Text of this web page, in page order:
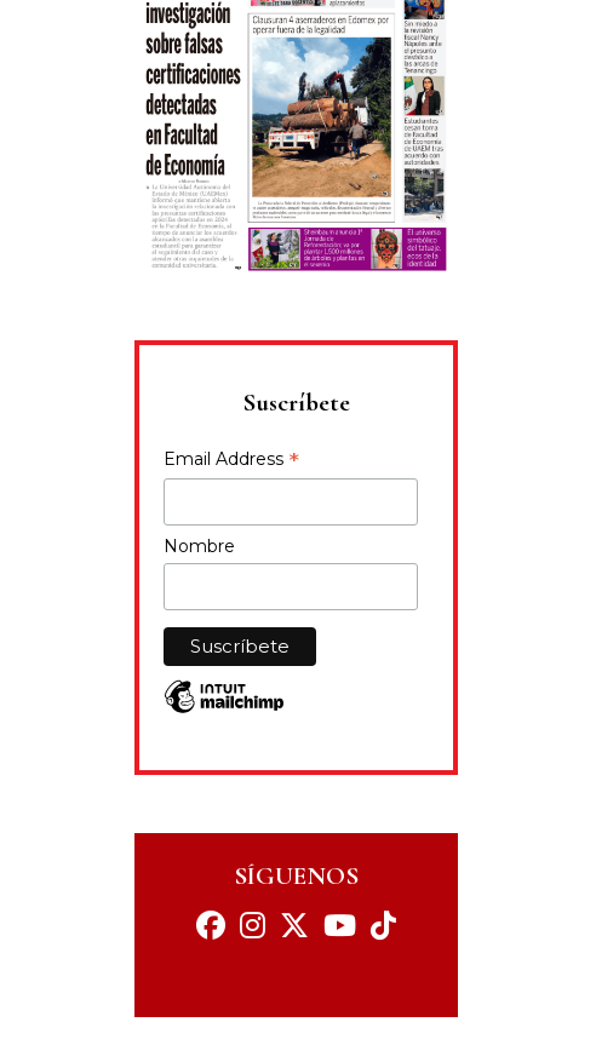
Suscríbete
Email Address *
Nombre
SÍGUENOS